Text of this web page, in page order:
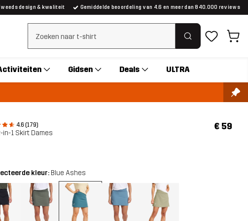
design & kwaliteit Gemiddelde beoordeling van 4.6 en meer dan 840.000 reviews
Zoeken wissen
Gidsen Deals ULTRA
4.6 (179)
in-1 Skirt Dames
€ 59
kleur: Blue Ashes